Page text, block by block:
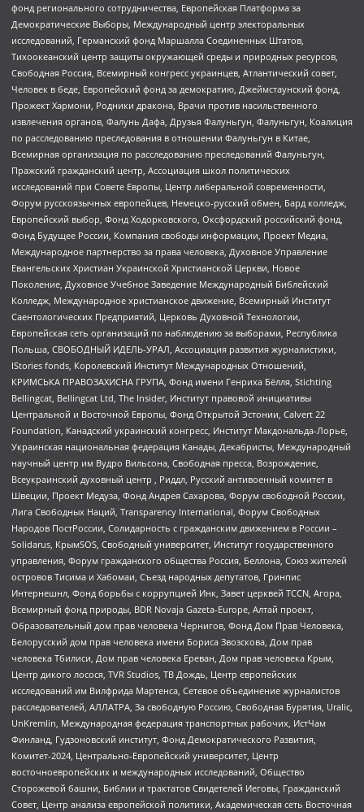
фонд регионального сотрудничества, Европейская Платформа за
Демократические Выборы, Международный центр электоральных
исследований, Германский фонд Маршалла Соединенных Штатов,
Тихоокеанский центр защиты окружающей среды и природных ресурсов,
Свободная Россия, Всемирный конгресс украинцев, Атлантический совет,
Человек в беде, Европейский фонд за демократию, Джеймстаунский фонд,
Прожект Хармони, Родники дракона, Врачи против насильственного
извлечения органов, Фалунь Дафа, Друзья Фалуньгун, Фалуньгун, Коалиция
по расследованию преследования в отношении Фалуньгун в Китае,
Всемирная организация по расследованию преследований Фалуньгун,
Пражский гражданский центр, Ассоциация школ политических
исследований при Совете Европы, Центр либеральной современности,
Форум русскоязычных европейцев, Немецко-русский обмен, Бард колледж,
Европейский выбор, Фонд Ходорковского, Оксфордский российский фонд,
Фонд Будущее России, Компания свободы информации, Проект Медиа,
Международное партнерство за права человека, Духовное Управление
Евангельских Христиан Украинской Христианской Церкви, Новое
Поколение, Духовное Учебное Заведение Международный Библейский
Колледж, Международное христианское движение, Всемирный Институт
Саентологических Предприятий, Церковь Духовной Технологии,
Европейская сеть организаций по наблюдению за выборами, Республика
Польша, СВОБОДНЫЙ ИДЕЛЬ-УРАЛ, Ассоциация развития журналистики,
IStories fonds, Королевский Институт Международных Отношений,
КРИМСЬКА ПРАВОЗАХИСНА ГРУПА, Фонд имени Генриха Бёлля, Stichting
Bellingcat, Bellingcat Ltd, The Insider, Институт правовой инициативы
Центральной и Восточной Европы, Фонд Открытой Эстонии, Calvert 22
Foundation, Канадский украинский конгресс, Институт Макдональда-Лорье,
Украинская национальная федерация Канады, Декабристы, Международный
научный центр им Вудро Вильсона, Свободная пресса, Возрождение,
Всеукраинский духовный центр , Риддл, Русский антивоенный комитет в
Швеции, Проект Медуза, Фонд Андрея Сахарова, Форум свободной России,
Лига Свободных Наций, Transparеncy International, Форум Свободных
Народов ПостРоссии, Солидарность с гражданским движением в России –
Solidarus, КрымSOS, Свободный университет, Институт государственного
управления, Форум гражданского общества Россия, Беллона, Союз жителей
островов Тисима и Хабомаи, Съезд народных депутатов, Гринпис
Интернешнл, Фонд борьбы с коррупцией Инк, Завет церквей TCCN, Агора,
Всемирный фонд природы, BDR Novaja Gazeta-Europe, Алтай проект,
Образовательный дом прав человека Чернигов, Фонд Дом Прав Человека,
Белорусский дом прав человека имени Бориса Звозскова, Дом прав
человека Тбилиси, Дом прав человека Ереван, Дом прав человека Крым,
Центр дикого лосося, TVR Studios, ТВ Дождь, Центр европейских
исследований им Вилфрида Мартенса, Сетевое объединение журналистов
расследователей, АЛЛАТРА, За свободную Россию, Свободная Бурятия, Uralic,
UnKremlin, Международная федерация транспортных рабочих, ИстЧам
Финланд, Гудзоновский институт, Фонд Демократического Развития,
Комитет-2024, Центрально-Европейский университет, Центр
восточноевропейских и международных исследований, Общество
Сторожевой башни, Библии и трактатов Свидетелей Иеговы, Гражданский
Совет, Центр анализа европейской политики, Академическая сеть Восточная